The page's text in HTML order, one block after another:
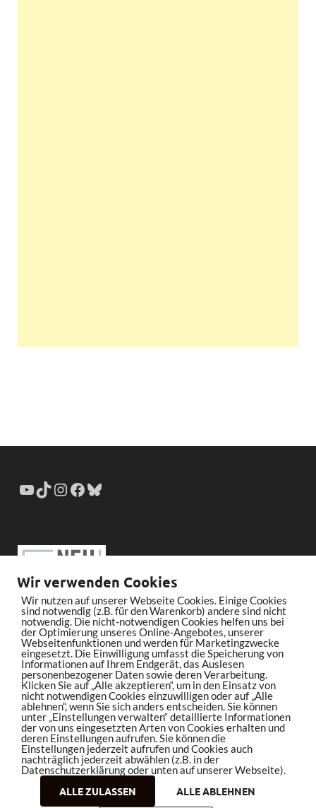
Wir verwenden Cookies
Wir nutzen auf unserer Webseite Cookies. Einige Cookies
sind notwendig (z.B. für den Warenkorb) andere sind nicht
notwendig. Die nicht-notwendigen Cookies helfen uns bei
der Optimierung unseres Online-Angebotes, unserer
Webseitenfunktionen und werden für Marketingzwecke
eingesetzt. Die Einwilligung umfasst die Speicherung von
Informationen auf Ihrem Endgerät, das Auslesen
personenbezogener Daten sowie deren Verarbeitung.
Klicken Sie auf „Alle akzeptieren“, um in den Einsatz von
nicht notwendigen Cookies einzuwilligen oder auf „Alle
ablehnen“, wenn Sie sich anders entscheiden. Sie können
unter „Einstellungen verwalten“ detaillierte Informationen
der von uns eingesetzten Arten von Cookies erhalten und
deren Einstellungen aufrufen. Sie können die
Einstellungen jederzeit aufrufen und Cookies auch
nachträglich jederzeit abwählen (z.B. in der
Datenschutzerklärung oder unten auf unserer Webseite).
ALLE ZULASSEN
ALLE ABLEHNEN